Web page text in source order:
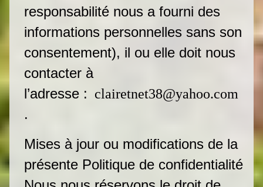
responsabilité nous a fourni des
informations personnelles sans son
consentement), il ou elle doit nous
contacter à
l’adresse : clairetnet38@yahoo.com
.
Mises à jour ou modifications de la
présente Politique de confidentialité